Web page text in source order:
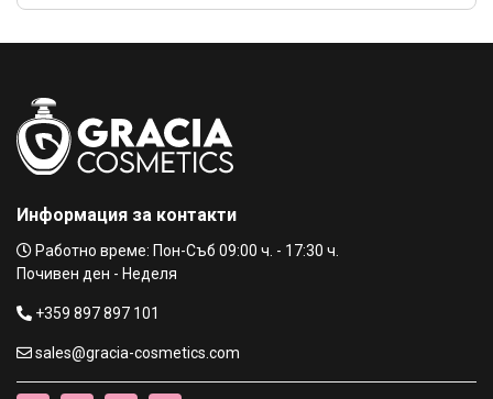
A-Derma Exomega Control Crem Емолиентен крем за
A-Derma Cutalgan А-Дерма Успокояващ спрей 100 мл
€13.76 / 26.91 лв.
TOPICREM ( DA ) Baume Emollient Хидратираща емулсия
за цялото семейство- 200 ml
Topicrem Ultra–Moisturizing Body Milk Топикрем
Хидратираща емулсия за тяло -500 ml
€15.09 / 29.51 лв.
Информация за контакти
Работно време: Пон-Съб 09:00 ч. - 17:30 ч.
Почивен ден - Неделя
+359 897 897 101
sales@gracia-cosmetics.com